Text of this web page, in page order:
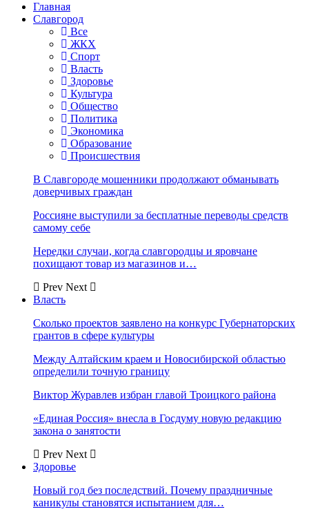
Главная
Славгород
Все
ЖКХ
Спорт
Власть
Здоровье
Культура
Общество
Политика
Экономика
Образование
Происшествия
В Славгороде мошенники продолжают обманывать
доверчивых граждан
Россияне выступили за бесплатные переводы средств
самому себе
Нередки случаи, когда славгородцы и яровчане
похищают товар из магазинов и…
Prev Next
Власть
Сколько проектов заявлено на конкурс Губернаторских
грантов в сфере культуры
Между Алтайским краем и Новосибирской областью
определили точную границу
Виктор Журавлев избран главой Троицкого района
«Единая Россия» внесла в Госдуму новую редакцию
закона о занятости
Prev Next
Здоровье
Новый год без последствий. Почему праздничные
каникулы становятся испытанием для…